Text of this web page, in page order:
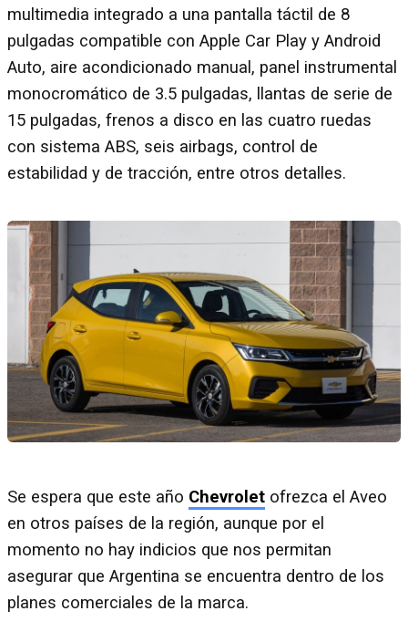
multimedia integrado a una pantalla táctil de 8
pulgadas compatible con Apple Car Play y Android
Auto, aire acondicionado manual, panel instrumental
monocromático de 3.5 pulgadas, llantas de serie de
15 pulgadas, frenos a disco en las cuatro ruedas
con sistema ABS, seis airbags, control de
estabilidad y de tracción, entre otros detalles.
Se espera que este año Chevrolet ofrezca el Aveo
en otros países de la región, aunque por el
momento no hay indicios que nos permitan
asegurar que Argentina se encuentra dentro de los
planes comerciales de la marca.